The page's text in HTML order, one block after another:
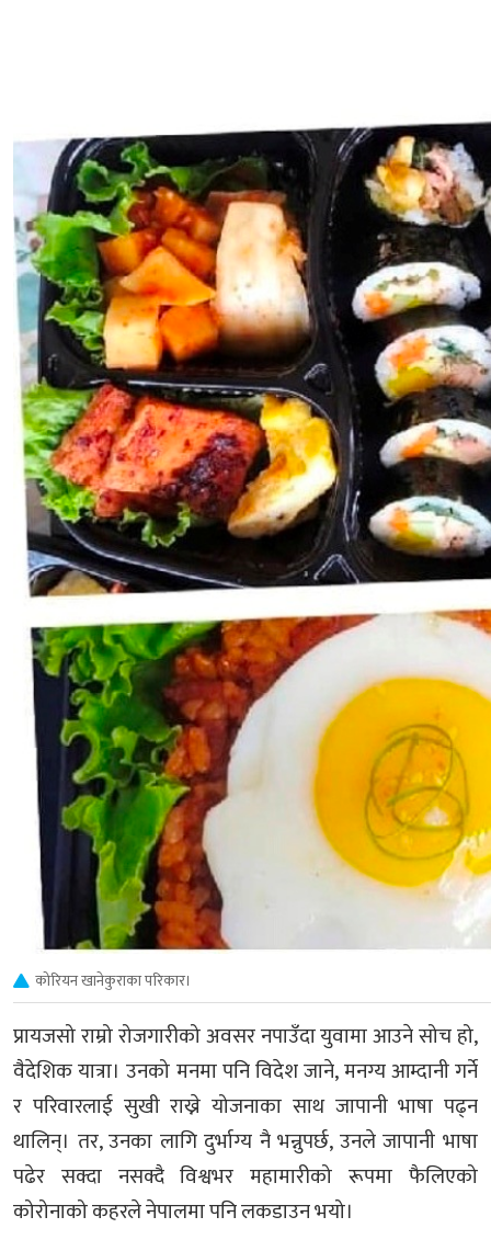
कोरियन खानेकुराका परिकार।
प्रायजसो राम्रो रोजगारीको अवसर नपाउँदा युवामा आउने सोच हो,
वैदेशिक यात्रा। उनको मनमा पनि विदेश जाने, मनग्य आम्दानी गर्ने
र परिवारलाई सुखी राख्ने योजनाका साथ जापानी भाषा पढ्न
थालिन्। तर, उनका लागि दुर्भाग्य नै भन्नुपर्छ, उनले जापानी भाषा
पढेर सक्दा नसक्दै विश्वभर महामारीको रूपमा फैलिएको
कोरोनाको कहरले नेपालमा पनि लकडाउन भयो।